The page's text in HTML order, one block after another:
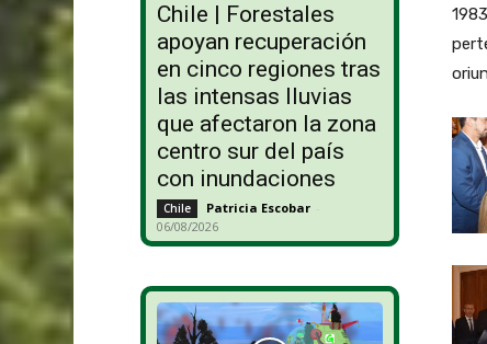
Chile | Forestales
apoyan recuperación
en cinco regiones tras
las intensas lluvias
que afectaron la zona
centro sur del país
con inundaciones
Chile Patricia Escobar -
06/08/2026